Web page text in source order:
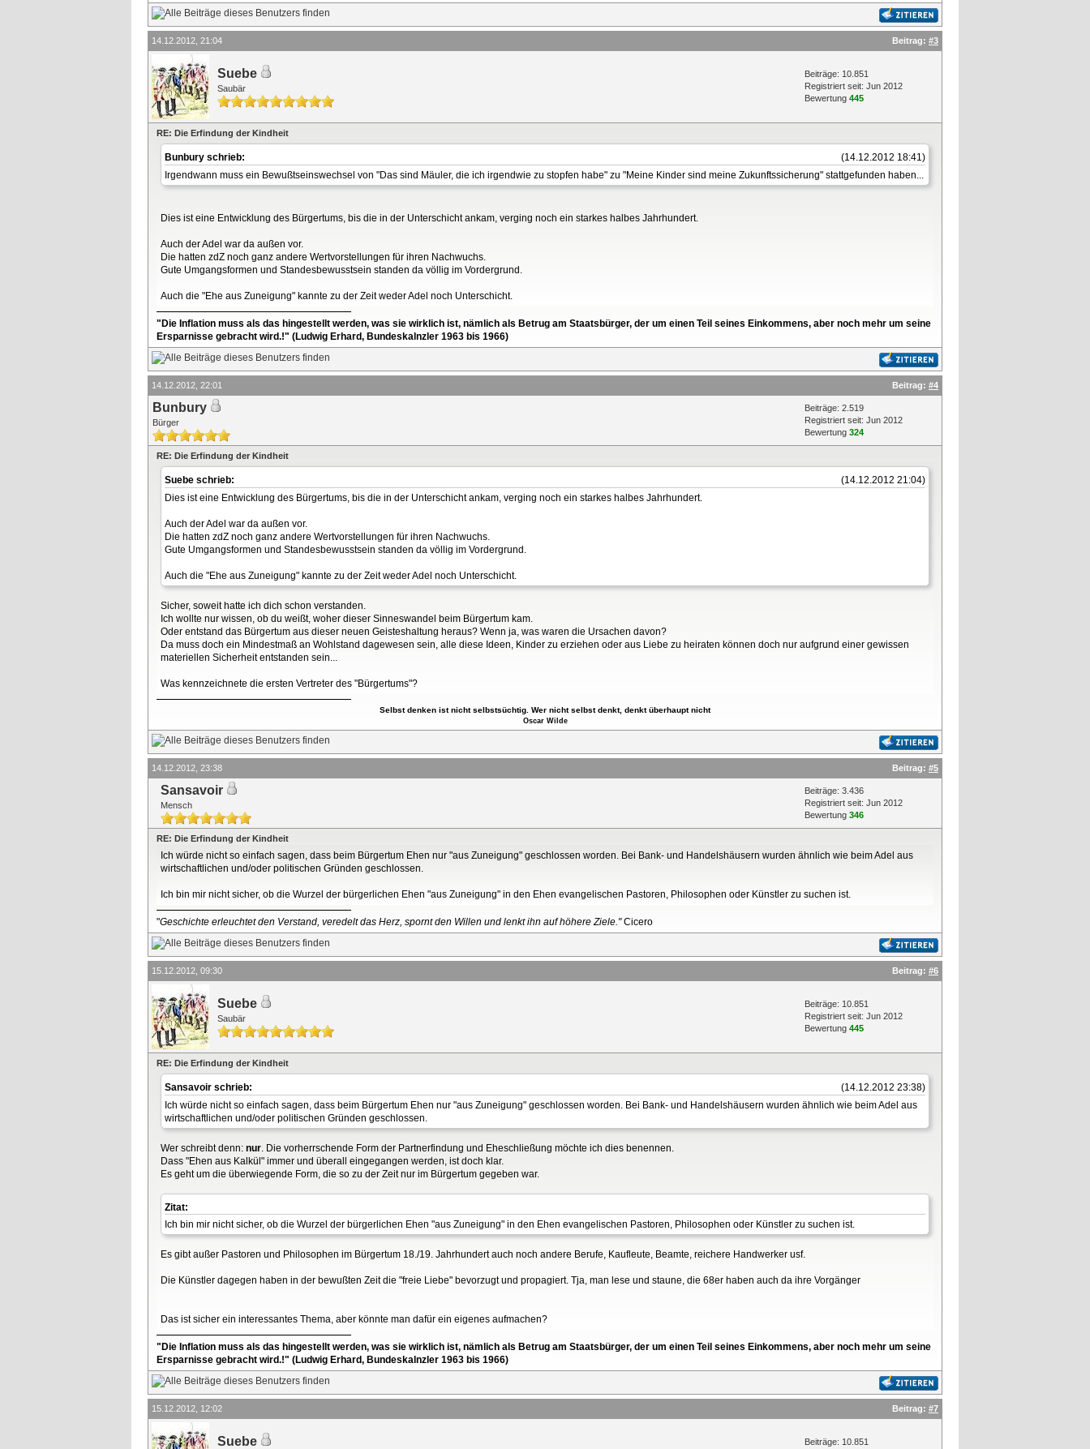
14.12.2012, 21:04 Beitrag: #3
Suebe
Saubär
Beiträge: 10.851
Registriert seit: Jun 2012
Bewertung 445
RE: Die Erfindung der Kindheit
(14.12.2012 18:41)
Bunbury schrieb:
Irgendwann muss ein Bewußtseinswechsel von "Das sind Mäuler, die ich irgendwie zu stopfen habe" zu "Meine Kinder sind meine Zukunftssicherung" stattgefunden haben...
Dies ist eine Entwicklung des Bürgertums, bis die in der Unterschicht ankam, verging noch ein starkes halbes Jahrhundert.
Auch der Adel war da außen vor.
Die hatten zdZ noch ganz andere Wertvorstellungen für ihren Nachwuchs.
Gute Umgangsformen und Standesbewusstsein standen da völlig im Vordergrund.
Auch die "Ehe aus Zuneigung" kannte zu der Zeit weder Adel noch Unterschicht.
"Die Inflation muss als das hingestellt werden, was sie wirklich ist, nämlich als Betrug am Staatsbürger, der um einen Teil seines Einkommens, aber noch mehr um seine
Ersparnisse gebracht wird.!" (Ludwig Erhard, Bundeskalnzler 1963 bis 1966)
14.12.2012, 22:01 Beitrag: #4
Bunbury
Bürger
Beiträge: 2.519
Registriert seit: Jun 2012
Bewertung 324
RE: Die Erfindung der Kindheit
(14.12.2012 21:04)
Suebe schrieb:
Dies ist eine Entwicklung des Bürgertums, bis die in der Unterschicht ankam, verging noch ein starkes halbes Jahrhundert.
Auch der Adel war da außen vor.
Die hatten zdZ noch ganz andere Wertvorstellungen für ihren Nachwuchs.
Gute Umgangsformen und Standesbewusstsein standen da völlig im Vordergrund.
Auch die "Ehe aus Zuneigung" kannte zu der Zeit weder Adel noch Unterschicht.
Sicher, soweit hatte ich dich schon verstanden.
Ich wollte nur wissen, ob du weißt, woher dieser Sinneswandel beim Bürgertum kam.
Oder entstand das Bürgertum aus dieser neuen Geisteshaltung heraus? Wenn ja, was waren die Ursachen davon?
Da muss doch ein Mindestmaß an Wohlstand dagewesen sein, alle diese Ideen, Kinder zu erziehen oder aus Liebe zu heiraten können doch nur aufgrund einer gewissen
materiellen Sicherheit entstanden sein...
Was kennzeichnete die ersten Vertreter des "Bürgertums"?
Selbst denken ist nicht selbstsüchtig. Wer nicht selbst denkt, denkt überhaupt nicht
Oscar Wilde
14.12.2012, 23:38 Beitrag: #5
Sansavoir
Mensch
Beiträge: 3.436
Registriert seit: Jun 2012
Bewertung 346
RE: Die Erfindung der Kindheit
Ich würde nicht so einfach sagen, dass beim Bürgertum Ehen nur "aus Zuneigung" geschlossen worden. Bei Bank- und Handelshäusern wurden ähnlich wie beim Adel aus
wirtschaftlichen und/oder politischen Gründen geschlossen.
Ich bin mir nicht sicher, ob die Wurzel der bürgerlichen Ehen "aus Zuneigung" in den Ehen evangelischen Pastoren, Philosophen oder Künstler zu suchen ist.
"Geschichte erleuchtet den Verstand, veredelt das Herz, spornt den Willen und lenkt ihn auf höhere Ziele."Cicero
15.12.2012, 09:30 Beitrag: #6
Suebe
Saubär
Beiträge: 10.851
Registriert seit: Jun 2012
Bewertung 445
RE: Die Erfindung der Kindheit
(14.12.2012 23:38)
Sansavoir schrieb:
Ich würde nicht so einfach sagen, dass beim Bürgertum Ehen nur "aus Zuneigung" geschlossen worden. Bei Bank- und Handelshäusern wurden ähnlich wie beim Adel aus
wirtschaftlichen und/oder politischen Gründen geschlossen.
Wer schreibt denn: nur. Die vorherrschende Form der Partnerfindung und Eheschließung möchte ich dies benennen.
Dass "Ehen aus Kalkül" immer und überall eingegangen werden, ist doch klar.
Es geht um die überwiegende Form, die so zu der Zeit nur im Bürgertum gegeben war.
Zitat:
Ich bin mir nicht sicher, ob die Wurzel der bürgerlichen Ehen "aus Zuneigung" in den Ehen evangelischen Pastoren, Philosophen oder Künstler zu suchen ist.
Es gibt außer Pastoren und Philosophen im Bürgertum 18./19. Jahrhundert auch noch andere Berufe, Kaufleute, Beamte, reichere Handwerker usf.
Die Künstler dagegen haben in der bewußten Zeit die "freie Liebe" bevorzugt und propagiert. Tja, man lese und staune, die 68er haben auch da ihre Vorgänger
Das ist sicher ein interessantes Thema, aber könnte man dafür ein eigenes aufmachen?
"Die Inflation muss als das hingestellt werden, was sie wirklich ist, nämlich als Betrug am Staatsbürger, der um einen Teil seines Einkommens, aber noch mehr um seine
Ersparnisse gebracht wird.!" (Ludwig Erhard, Bundeskalnzler 1963 bis 1966)
15.12.2012, 12:02 Beitrag: #7
Suebe Beiträge: 10.851